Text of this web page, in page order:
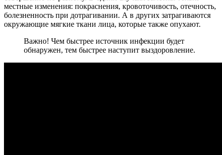
местные изменения: покраснения, кровоточивость, отечность,
болезненность при дотрагивании. А в других затрагиваются
окружающие мягкие ткани лица, которые также опухают.
Важно! Чем быстрее источник инфекции будет
обнаружен, тем быстрее наступит выздоровление.